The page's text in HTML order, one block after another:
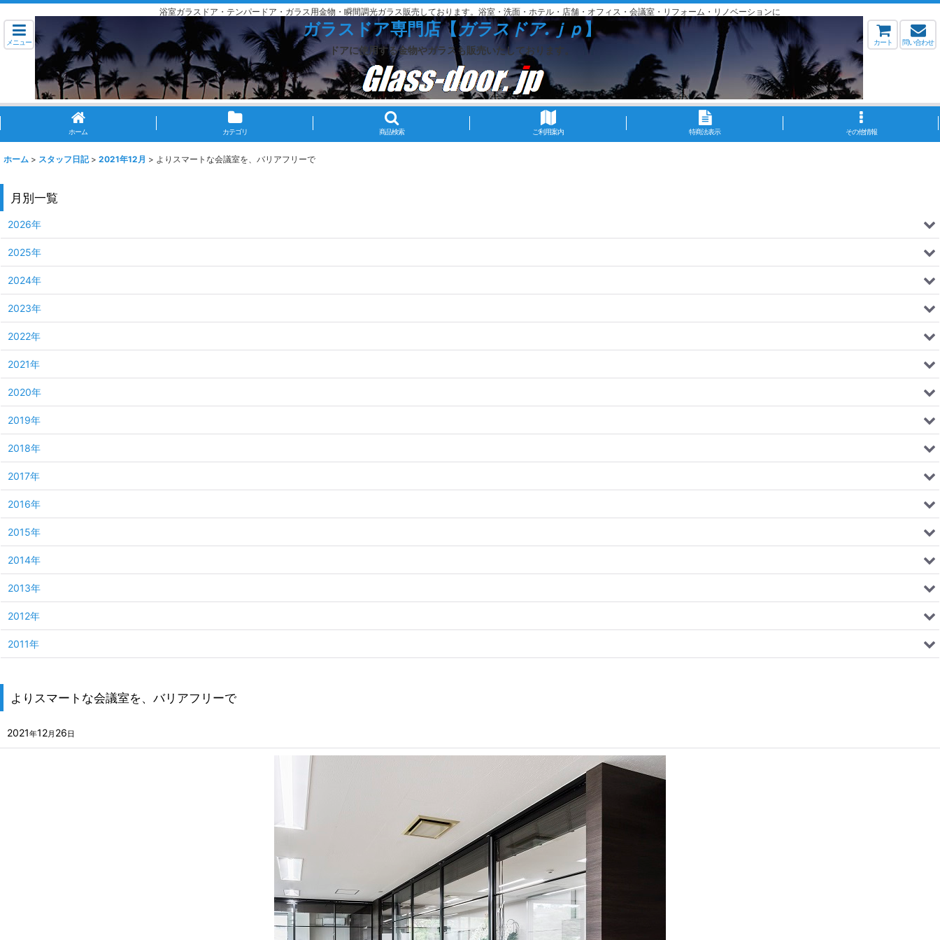
浴室ガラスドア・テンパードア・ガラス用金物・瞬間調光ガラス販売しております。浴室・洗面・ホテル・店舗・オフィス・会議室・リフォーム・リノベーションに
メニュー
ガラスドア専門店【ガラスドア.ｊｐ】
ドアに使用する金物やガラスも販売いたしております。
カート 問い合わせ
ホーム カテゴリ 商品検索 ご利用案内 特商法表示 その他情報
ホーム > スタッフ日記 > 2021年12月 > よりスマートな会議室を、バリアフリーで
よりスマートな会議室を、バリアフリーで
2021年12月 26日
月別一覧
2026年
2025年
2024年
2023年
2022年
2021年
2020年
2019年
2018年
2017年
2016年
2015年
2014年
2013年
2012年
2011年